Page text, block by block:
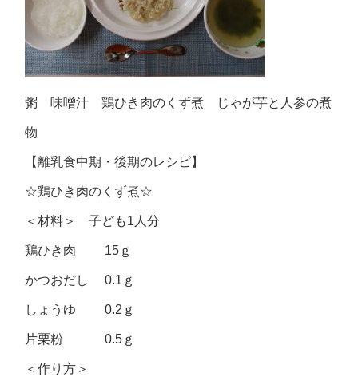
粥 味噌汁 鶏ひき肉のくず煮 じゃが芋と人参の煮
物
【離乳食中期・後期のレシピ】
☆鶏ひき肉のくず煮☆
＜材料＞ 子ども1人分
鶏ひき肉 15ｇ
かつおだし 0.1ｇ
しょうゆ 0.2ｇ
片栗粉 0.5ｇ
＜作り方＞